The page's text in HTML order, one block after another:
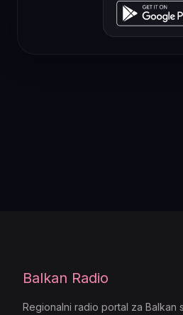
Balkan Radio
Regionalni radio portal za Balkan